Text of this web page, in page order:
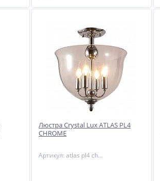
Люстра Crystal Lux ATLAS PL4
CHROME
Артикул: atlas pl4 chrome